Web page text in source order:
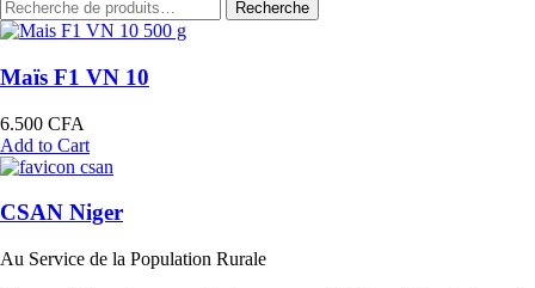
Recherche
pour :
Recherche
Maïs F1 VN 10
6.500 CFA
Add to Cart
CSAN Niger
Au Service de la Population Rurale